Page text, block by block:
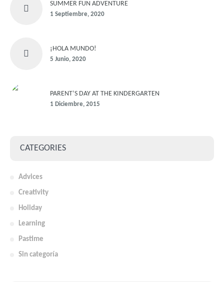
SUMMER FUN ADVENTURE
1 Septiembre, 2020
¡HOLA MUNDO!
5 Junio, 2020
PARENT’S DAY AT THE KINDERGARTEN
1 Diciembre, 2015
CATEGORIES
Advices
Creativity
Holiday
Learning
Pastime
Sin categoría